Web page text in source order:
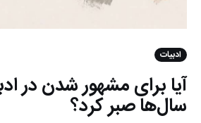
ادبیات
آیا برای مشهور شدن در
سال‌ها صبر کرد؟